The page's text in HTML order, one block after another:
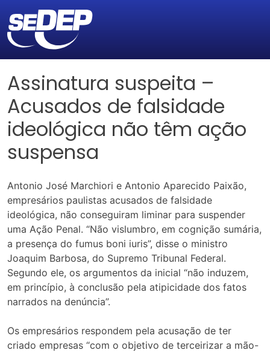
Assinatura suspeita –
Acusados de falsidade
ideológica não têm ação
suspensa
Antonio José Marchiori e Antonio Aparecido Paixão,
empresários paulistas acusados de falsidade
ideológica, não conseguiram liminar para suspender
uma Ação Penal. “Não vislumbro, em cognição sumária,
a presença do fumus boni iuris”, disse o ministro
Joaquim Barbosa, do Supremo Tribunal Federal.
Segundo ele, os argumentos da inicial “não induzem,
em princípio, à conclusão pela atipicidade dos fatos
narrados na denúncia”.
Os empresários respondem pela acusação de ter
criado empresas “com o objetivo de terceirizar a mão-